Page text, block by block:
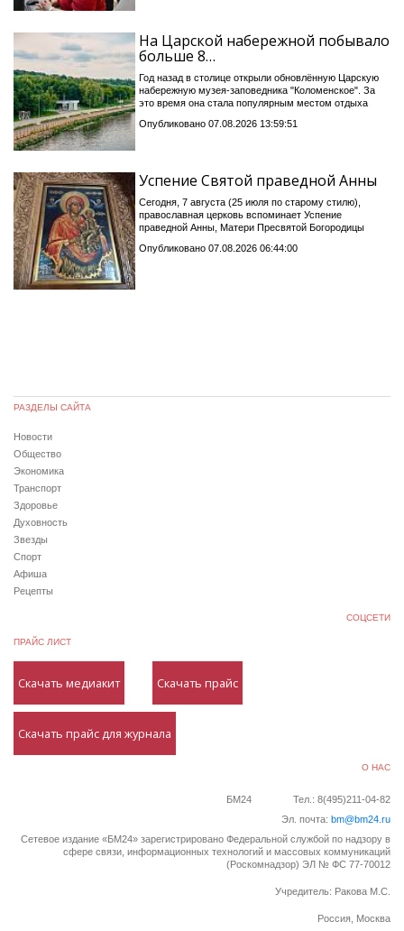
На Царской набережной побывало
больше 8…
Год назад в столице открыли обновлённую Царскую
набережную музея-заповедника "Коломенское". За
это время она стала популярным местом отдыха
Опубликовано 07.08.2026 13:59:51
Успение Святой праведной Анны
Сегодня, 7 августа (25 июля по старому стилю),
православная церковь вспоминает Успение
праведной Анны, Матери Пресвятой Богородицы
Опубликовано 07.08.2026 06:44:00
РАЗДЕЛЫ САЙТА
Новости
Общество
Экономика
Транспорт
Здоровье
Духовность
Звезды
Спорт
Афиша
Рецепты
СОЦСЕТИ
ПРАЙС ЛИСТ
Скачать медиакит Скачать прайс
Скачать прайс для журнала
О НАС
БМ24
Тел.: 8(495)211-04-82
Эл. почта: bm@bm24.ru
Сетевое издание «БМ24» зарегистрировано Федеральной службой по надзору в
сфере связи, информационных технологий и массовых коммуникаций
(Роскомнадзор) ЭЛ № ФС 77-70012
Учредитель: Ракова М.С.
Россия, Москва